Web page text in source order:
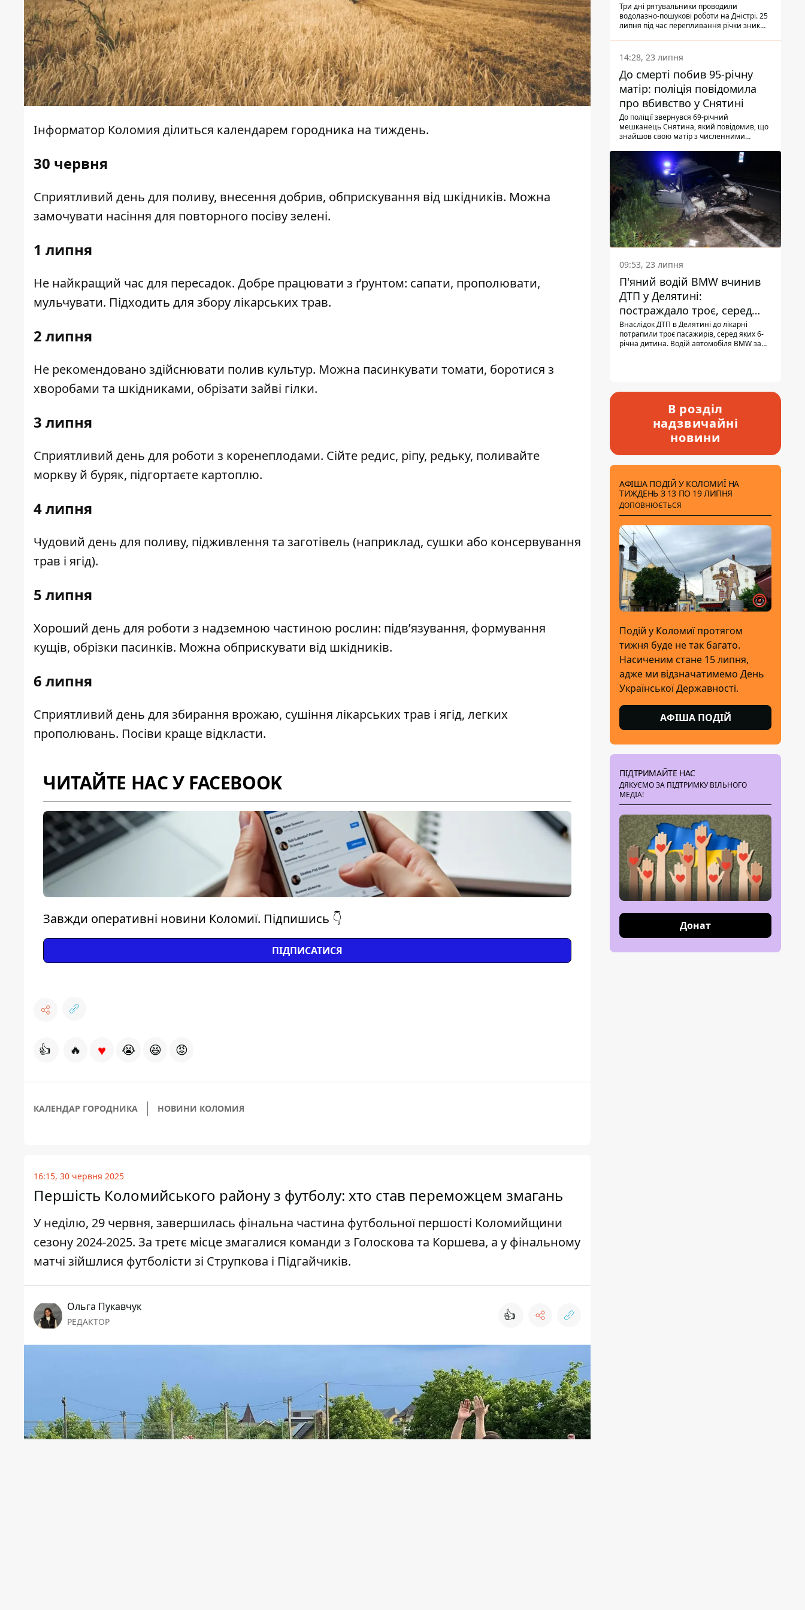
Інформатор Коломия ділиться календарем городника на тиждень.
30 червня
Сприятливий день для поливу, внесення добрив, обприскування від шкідників. Можна
замочувати насіння для повторного посіву зелені.
1 липня
Не найкращий час для пересадок. Добре працювати з ґрунтом: сапати, прополювати,
мульчувати. Підходить для збору лікарських трав.
2 липня
Не рекомендовано здійснювати полив культур. Можна пасинкувати томати, боротися з
хворобами та шкідниками, обрізати зайві гілки.
3 липня
Сприятливий день для роботи з коренеплодами. Сійте редис, ріпу, редьку, поливайте
моркву й буряк, підгортаєте картоплю.
4 липня
Чудовий день для поливу, підживлення та заготівель (наприклад, сушки або консервування
трав і ягід).
5 липня
Хороший день для роботи з надземною частиною рослин: підв’язування, формування
кущів, обрізки пасинків. Можна обприскувати від шкідників.
6 липня
Сприятливий день для збирання врожаю, сушіння лікарських трав і ягід, легких
прополювань. Посіви краще відкласти.
ЧИТАЙТЕ НАС У FACEBOOK
Завжди оперативні новини Коломиї. Підпишись 👇
ПІДПИСАТИСЯ
👍 🔥 ♥ 😭 😆 😡
КАЛЕНДАР ГОРОДНИКА НОВИНИ КОЛОМИЯ
16:15, 30 червня 2025
Першість Коломийського району з футболу: хто став переможцем змагань
У неділю, 29 червня, завершилась фінальна частина футбольної першості Коломийщини
сезону 2024-2025. За третє місце змагалися команди з Голоскова та Коршева, а у фінальному
матчі зійшлися футболісти зі Струпкова і Підгайчиків.
Ольга Пукавчук
РЕДАКТОР 👍
Три дні рятувальники проводили
водолазно-пошукові роботи на Дністрі. 25
липня під час перепливання річки зник
виявили тіло.
14:28, 23 липня
До смерті побив 95-річну
матір: поліція повідомила
про вбивство у Снятині
До поліції звернувся 69-річний
мешканець Снятина, який повідомив, що
знайшов свою матір з численними
з'ясували правоохоронці, ці травми жінці
наніс її син.
09:53, 23 липня
П'яний водій BMW вчинив
ДТП у Делятині:
постраждало троє, серед
них - дитина
Внаслідок ДТП в Делятині до лікарні
потрапили троє пасажирів, серед яких 6-
річна дитина. Водій автомобіля BMW за
В розділ
надзвичайні
новини
АФІША ПОДІЙ У КОЛОМИЇ НА
ТИЖДЕНЬ З 13 ПО 19 ЛИПНЯ
ДОПОВНЮЄТЬСЯ
Подій у Коломиї протягом
тижня буде не так багато.
Насиченим стане 15 липня,
адже ми відзначатимемо День
Української Державності.
АФІША ПОДІЙ
ПІДТРИМАЙТЕ НАС
ДЯКУЄМО ЗА ПІДТРИМКУ ВІЛЬНОГО
МЕДІА!
Донат